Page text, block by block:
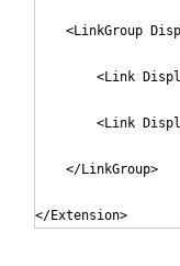
<LinkGroup
<Link
<Link
    </LinkGroup>
</Extension>